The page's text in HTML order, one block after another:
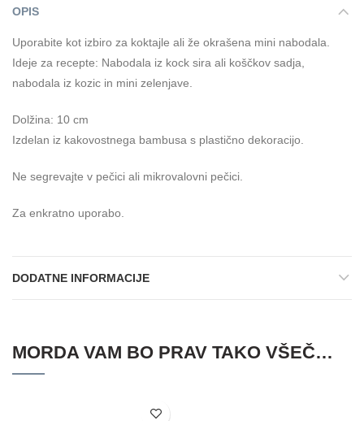
OPIS
Uporabite kot izbiro za koktajle ali že okrašena mini nabodala.
Ideje za recepte: Nabodala iz kock sira ali koščkov sadja,
nabodala iz kozic in mini zelenjave.
Dolžina: 10 cm
Izdelan iz kakovostnega bambusa s plastično dekoracijo.
Ne segrevajte v pečici ali mikrovalovni pečici.
Za enkratno uporabo.
DODATNE INFORMACIJE
MORDA VAM BO PRAV TAKO VŠEČ…